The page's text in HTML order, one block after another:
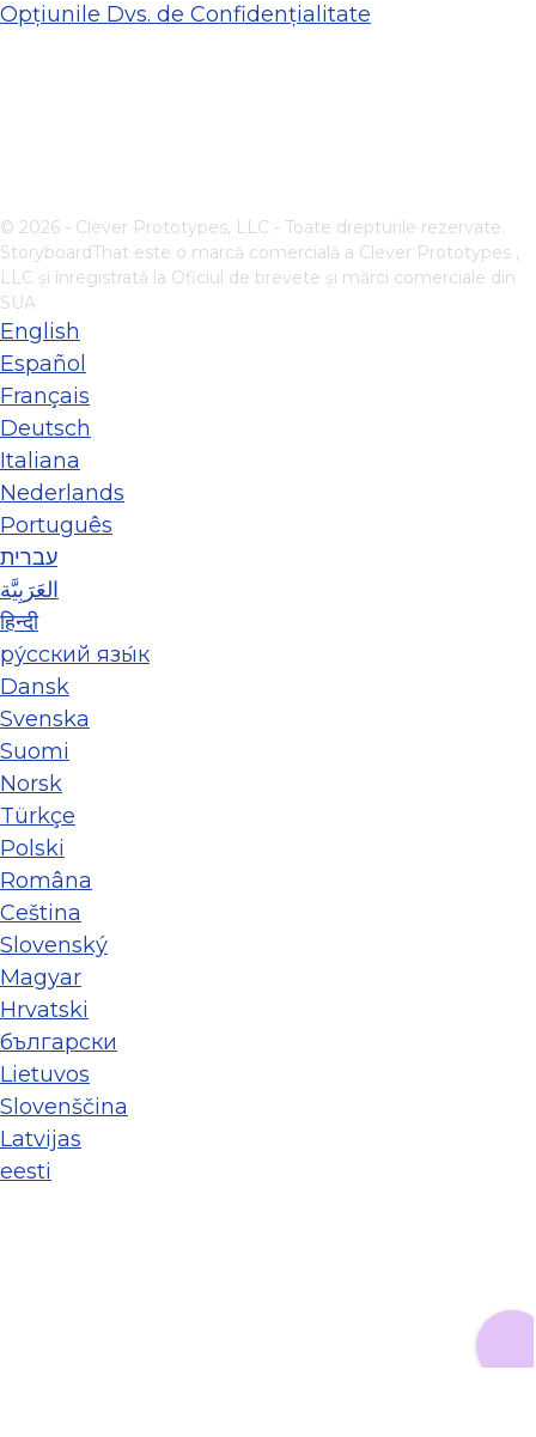
Opțiunile Dvs. de Confidențialitate
© 2026 - Clever Prototypes, LLC - Toate drepturile rezervate.
StoryboardThat este o marcă comercială a Clever Prototypes ,
LLC și înregistrată la Oficiul de brevete și mărci comerciale din
SUA
English
Español
Français
Deutsch
Italiana
Nederlands
Português
עברית
العَرَبِيَّة
हिन्दी
ру́сский язы́к
Dansk
Svenska
Suomi
Norsk
Türkçe
Polski
Româna
Ceština
Slovenský
Magyar
Hrvatski
български
Lietuvos
Slovenščina
Latvijas
eesti